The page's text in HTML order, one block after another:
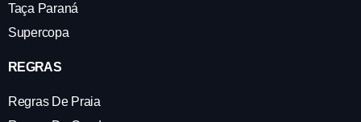
Taça Paraná
Supercopa
REGRAS
Regras De Praia